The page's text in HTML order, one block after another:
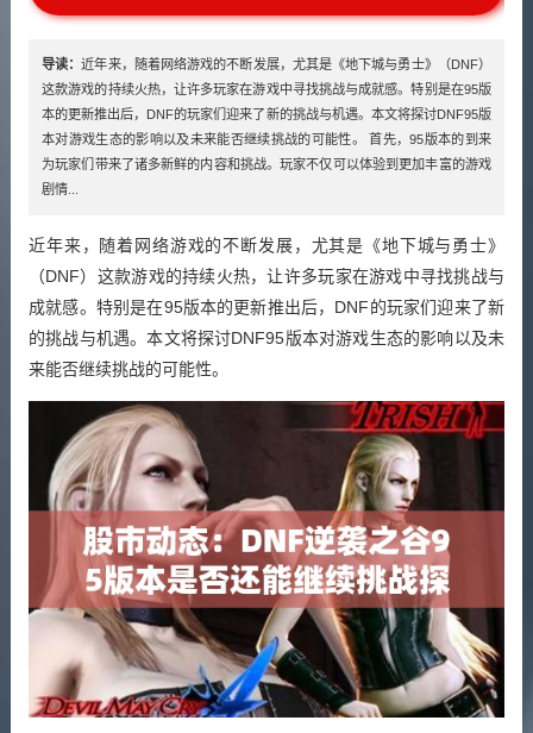
导读：近年来，随着网络游戏的不断发展，尤其是《地下城与勇士》（DNF）
这款游戏的持续火热，让许多玩家在游戏中寻找挑战与成就感。特别是在95版
本的更新推出后，DNF的玩家们迎来了新的挑战与机遇。本文将探讨DNF95版
本对游戏生态的影响以及未来能否继续挑战的可能性。 首先，95版本的到来
为玩家们带来了诸多新鲜的内容和挑战。玩家不仅可以体验到更加丰富的游戏
剧情...
近年来，随着网络游戏的不断发展，尤其是《地下城与勇士》
（DNF）这款游戏的持续火热，让许多玩家在游戏中寻找挑战与
成就感。特别是在95版本的更新推出后，DNF的玩家们迎来了新
的挑战与机遇。本文将探讨DNF95版本对游戏生态的影响以及未
来能否继续挑战的可能性。